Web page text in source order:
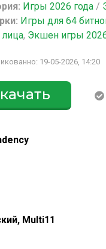
Игры 2026 года /
Игры для 64
лица, Экшен игры
19-05-2026, 14:20
Multi11